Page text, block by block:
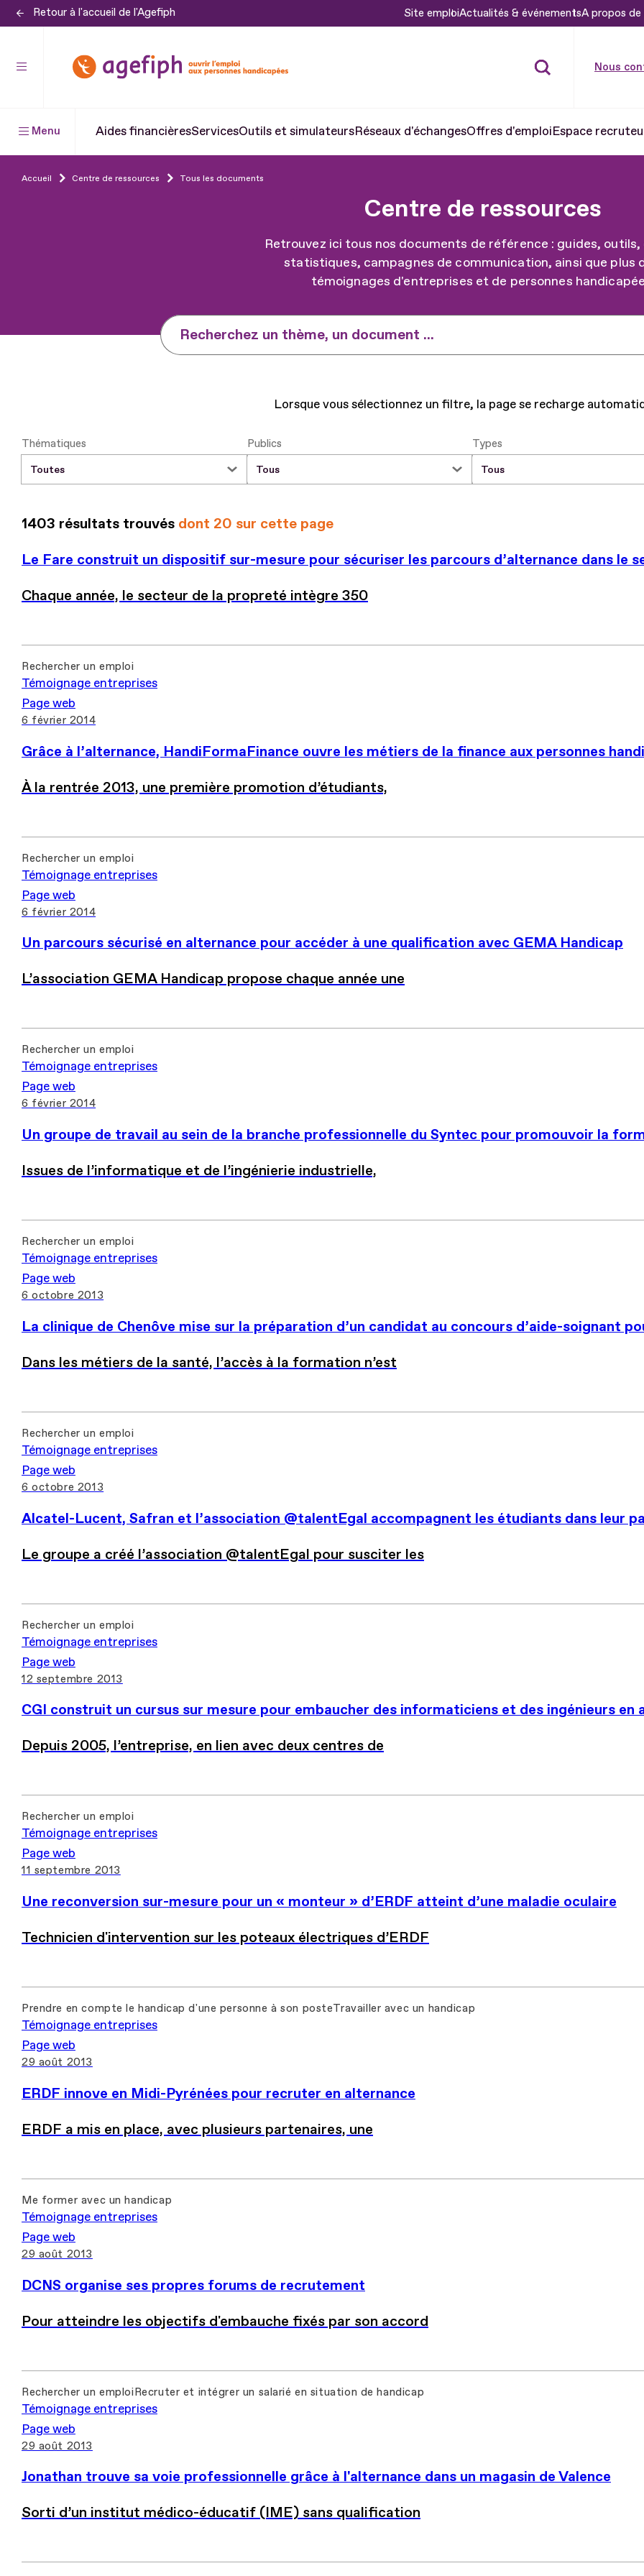
Aller
contenu
Retour à l'accueil de l'Agefiph Site emploiActualités & événementsA propos de
Nous
Menu Aides financièresServicesOutils et simulateursRéseaux d'échangesOffres d'emploiEspace
Accueil Centre de ressources Tous les documents
Centre de ressources
Retrouvez ici tous nos documents de référence : guides,
statistiques, campagnes de communication, ainsi que plus
témoignages d'entreprises et de personnes
Recherchez un thème, un document ...
Lorsque vous sélectionnez un filtre, la page se recharge
Thématiques Publics Types
1403 résultats trouvés dont 20 sur cette page
Le Fare construit un dispositif sur-mesure pour sécuriser les parcours d’alternance dans le
Chaque année, le secteur de la propreté intègre 350
Rechercher un emploi
Témoignage entreprises
Page web
6 février 2014
Grâce à l’alternance, HandiFormaFinance ouvre les métiers de la finance aux personnes
À la rentrée 2013, une première promotion d’étudiants,
Rechercher un emploi
Témoignage entreprises
Page web
6 février 2014
Un parcours sécurisé en alternance pour accéder à une qualification avec GEMA Handicap
L’association GEMA Handicap propose chaque année une
Rechercher un emploi
Témoignage entreprises
Page web
6 février 2014
Un groupe de travail au sein de la branche professionnelle du Syntec pour promouvoir la
Issues de l’informatique et de l’ingénierie industrielle,
Rechercher un emploi
Témoignage entreprises
Page web
6 octobre 2013
La clinique de Chenôve mise sur la préparation d’un candidat au concours d’aide-soignant
Dans les métiers de la santé, l’accès à la formation n’est
Rechercher un emploi
Témoignage entreprises
Page web
6 octobre 2013
Alcatel-Lucent, Safran et l’association @talentEgal accompagnent les étudiants dans leur
Le groupe a créé l’association @talentEgal pour susciter les
Rechercher un emploi
Témoignage entreprises
Page web
12 septembre 2013
CGI construit un cursus sur mesure pour embaucher des informaticiens et des ingénieurs en
Depuis 2005, l’entreprise, en lien avec deux centres de
Rechercher un emploi
Témoignage entreprises
Page web
11 septembre 2013
Une reconversion sur-mesure pour un « monteur » d’ERDF atteint d’une maladie oculaire
Technicien d'intervention sur les poteaux électriques d’ERDF
Prendre en compte le handicap d'une personne à son posteTravailler avec un handicap
Témoignage entreprises
Page web
29 août 2013
ERDF innove en Midi-Pyrénées pour recruter en alternance
ERDF a mis en place, avec plusieurs partenaires, une
Me former avec un handicap
Témoignage entreprises
Page web
29 août 2013
DCNS organise ses propres forums de recrutement
Pour atteindre les objectifs d'embauche fixés par son accord
Rechercher un emploiRecruter et intégrer un salarié en situation de handicap
Témoignage entreprises
Page web
29 août 2013
Jonathan trouve sa voie professionnelle grâce à l'alternance dans un magasin de Valence
Sorti d’un institut médico-éducatif (IME) sans qualification